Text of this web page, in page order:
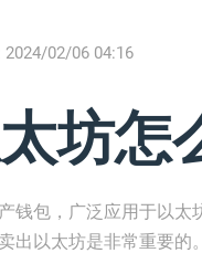
2024/02/06 04:16
坊怎
钱包，广泛应用于以太
出以太坊是非常重要的